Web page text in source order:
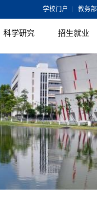
学校门户 教务部
科学研究 招生就业